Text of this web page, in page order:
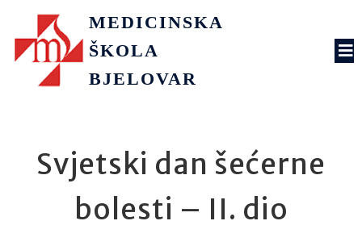
MEDICINSKA
ŠKOLA
BJELOVAR
Svjetski dan šećerne
bolesti – II. dio